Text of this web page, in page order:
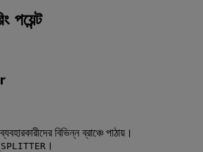
পয়েন্ট
বিভিন্ন ব্রাঞ্চে পাঠায়।
।